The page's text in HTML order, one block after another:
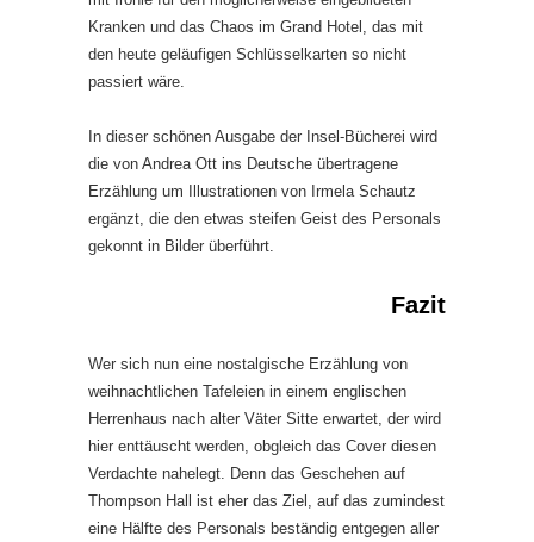
Kranken und das Chaos im Grand Hotel, das mit
den heute geläufigen Schlüsselkarten so nicht
passiert wäre.
In dieser schönen Ausgabe der Insel-Bücherei wird
die von Andrea Ott ins Deutsche übertragene
Erzählung um Illustrationen von Irmela Schautz
ergänzt, die den etwas steifen Geist des Personals
gekonnt in Bilder überführt.
Fazit
Wer sich nun eine nostalgische Erzählung von
weihnachtlichen Tafeleien in einem englischen
Herrenhaus nach alter Väter Sitte erwartet, der wird
hier enttäuscht werden, obgleich das Cover diesen
Verdachte nahelegt. Denn das Geschehen auf
Thompson Hall ist eher das Ziel, auf das zumindest
eine Hälfte des Personals beständig entgegen aller